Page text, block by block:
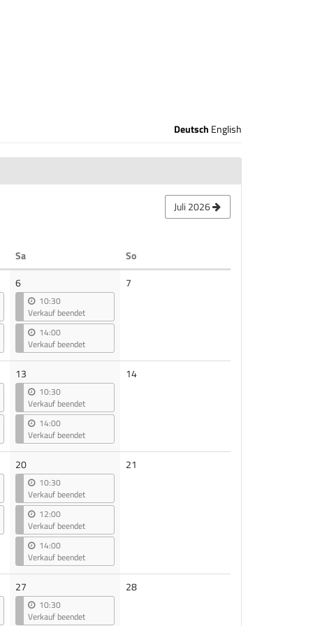
Deutsch English
Juli 2026
SaSamstag SoSonntag
6
10:30
Verkauf beendet
14:00
Verkauf beendet
7
13
10:30
Verkauf beendet
14:00
Verkauf beendet
14Keine
20
10:30
Verkauf beendet
12:00
Verkauf beendet
14:00
Verkauf beendet
21
27
10:30
Verkauf beendet
28Keine